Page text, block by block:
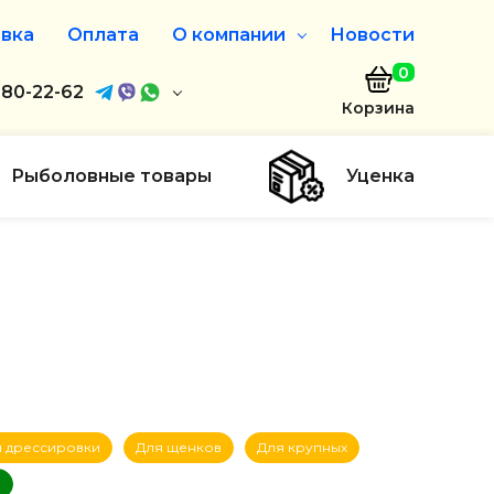
Оплата О компании
О нас
Дисконтная программа
Новости
22-62
Заказать звонок
0
Корзина
Рыболовные товары Уценка
дрессировки Для щенков Для крупных